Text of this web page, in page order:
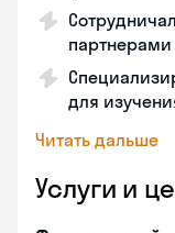
партнерами
для
Читать дальше
Услуги и